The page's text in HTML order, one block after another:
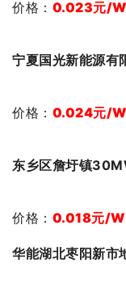
价格： 0.023元/W
宁夏国光新能源有
价格： 0.024元/W
东乡区詹圩镇
价格： 0.018元/W
华能湖北枣阳新市